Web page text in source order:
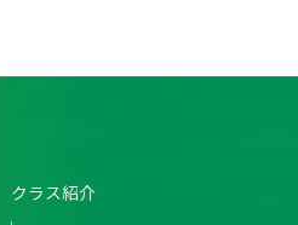
クラス紹介